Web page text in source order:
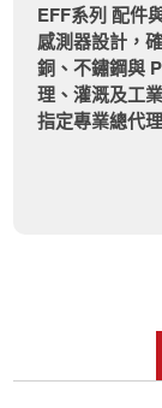
EFF系列 配件
感測器設計，
銅、不鏽鋼與
理、灌溉及工
指定專業總代